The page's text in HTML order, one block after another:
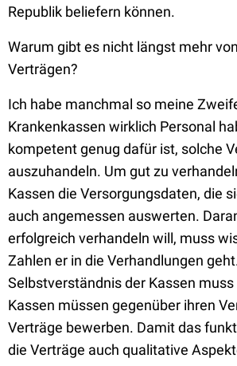
Republik beliefern können.
Warum gibt es nicht längst mehr
Verträgen?
Ich habe manchmal so meine
Krankenkassen wirklich Personal
kompetent genug dafür ist, solche
auszuhandeln. Um gut zu
Kassen die Versorgungsdaten, die
auch angemessen auswerten.
erfolgreich verhandeln will, muss
Zahlen er in die Verhandlungen
Selbstverständnis der Kassen muss
Kassen müssen gegenüber ihren
Verträge bewerben. Damit das
die Verträge auch qualitative